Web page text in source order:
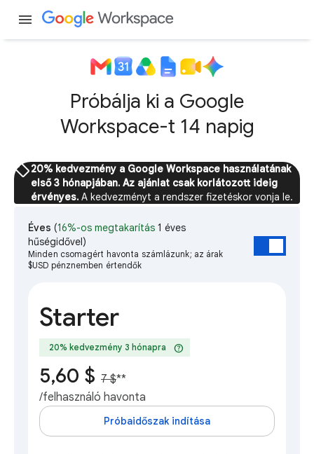
menu
Próbálja ki a Google
Workspace-t 14 napig
sell20% kedvezmény a Google Workspace használatának
első 3 hónapjában. Az ajánlat csak korlátozott ideig
érvényes. A kedvezményt a rendszer fizetéskor vonja le.
Éves (16%-os megtakarítás 1 éves
hűségidővel)
Minden csomagért havonta számlázunk; az árak
$USD pénznemben értendők
Starter
20% kedvezmény 3 hónapra help
5,60 $ 7 $**
/felhasználó havonta
Próbaidőszak indítása